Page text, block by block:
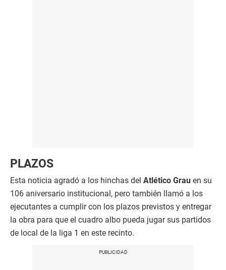
PLAZOS
Esta noticia agradó a los hinchas del Atlético Grau en su
106 aniversario institucional, pero también llamó a los
ejecutantes a cumplir con los plazos previstos y entregar
la obra para que el cuadro albo pueda jugar sus partidos
de local de la liga 1 en este recinto.